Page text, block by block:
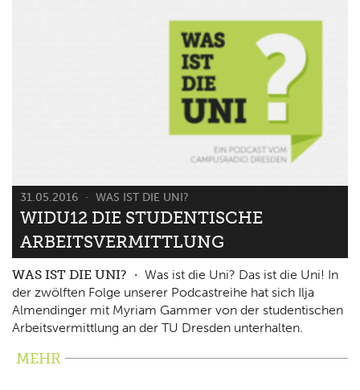
31.05.2016 WAS IST DIE UNI?
WIDU12 DIE STUDENTISCHE
ARBEITSVERMITTLUNG
WAS IST DIE UNI?
Was ist die Uni? Das ist die Uni! In
der zwölften Folge unserer Podcastreihe hat sich Ilja
Almendinger mit Myriam Gammer von der studentischen
Arbeitsvermittlung an der TU Dresden unterhalten.
MEHR